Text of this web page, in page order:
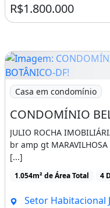
R$1.800.000
Imagem: CONDOMÍNIO
Casa em condomínio
JULIO ROCHA
br amp gt MARAVILHOSA
[...]
1.054m² de Área Total 4
Setor Habitacional